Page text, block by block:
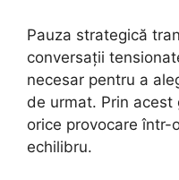
Pauza strategică
conversații
necesar pentru a
de urmat. Prin
orice provocare într-
echilibru.